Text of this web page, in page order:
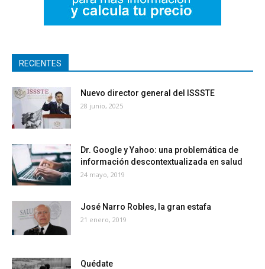
RECIENTES
Nuevo director general del ISSSTE
28 junio, 2025
Dr. Google y Yahoo: una problemática de
información descontextualizada en salud
24 mayo, 2019
José Narro Robles, la gran estafa
21 enero, 2019
Quédate